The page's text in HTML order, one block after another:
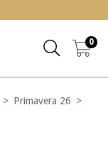
0
> Primavera 26 >